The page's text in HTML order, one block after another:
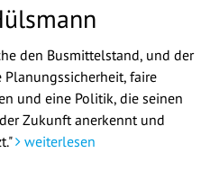
den Busmittelstand, und der
faire
und eine Politik, die seinen
Zukunft anerkennt und
weiterlesen